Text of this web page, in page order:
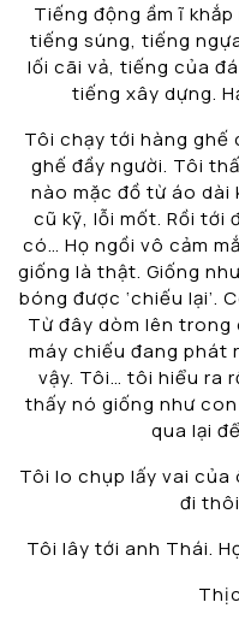
Tiếng động ầm ĩ
tiếng súng, tiếng
lối cãi vả, tiếng của
tiếng xây dựng.
Tôi chạy tới hàng ghế
ghế đầy người. Tôi
nào mặc đồ từ áo dài
cũ kỹ, lỗi mốt. Rồi tới
có… Họ ngồi vô cảm
giống là thật. Giống
bóng được ‘chiếu lại’.
Từ đây dòm lên
máy chiếu đang phát
vậy. Tôi… tôi hiểu ra
thấy nó giống như
qua lại
Tôi lo chụp lấy vai của
đi
Tôi lây tới anh Thái.